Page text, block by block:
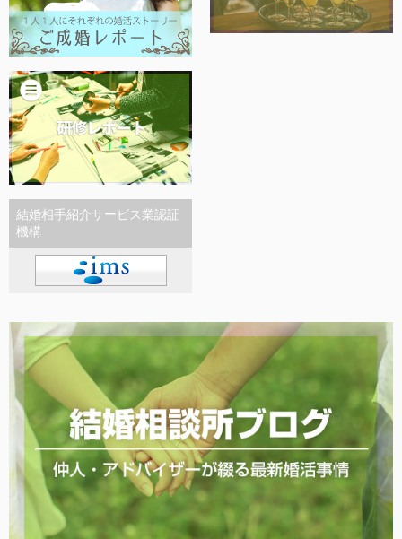
一般のよくある質問
相談室からのよくある質問
結婚相手紹介サービス業認証
機構